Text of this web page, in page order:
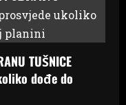
TUŠNICE
dođe do